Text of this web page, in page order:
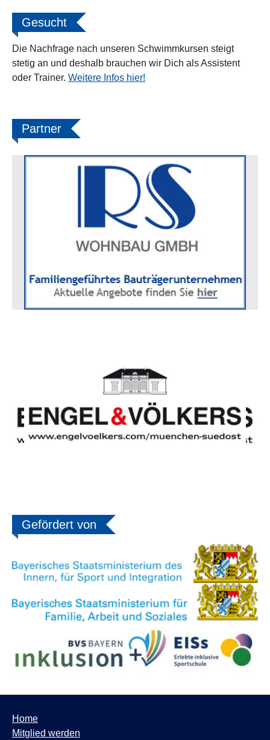
Gesucht
Die Nachfrage nach unseren Schwimmkursen steigt
stetig an und deshalb brauchen wir Dich als Assistent
oder Trainer. Weitere Infos hier!
Partner
Gefördert von
Home
Mitglied werden